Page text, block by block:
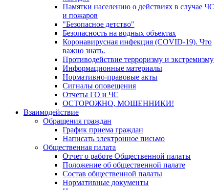
Памятки населению о действиях в случае ЧС
и пожаров
"Безопасное детство"
Безопасность на водных объектах
Коронавирусная инфекция (COVID-19). Что
важно знать.
Противодействие терроризму и экстремизму
Информационные материалы
Нормативно-правовые акты
Сигналы оповещения
Отчеты ГО и ЧС
ОСТОРОЖНО, МОШЕННИКИ!
Взаимодействие
Обращения граждан
График приема граждан
Написать электронное письмо
Общественная палата
Отчет о работе Общественной палаты
Положение об общественной палате
Состав общественной палаты
Нормативные документы